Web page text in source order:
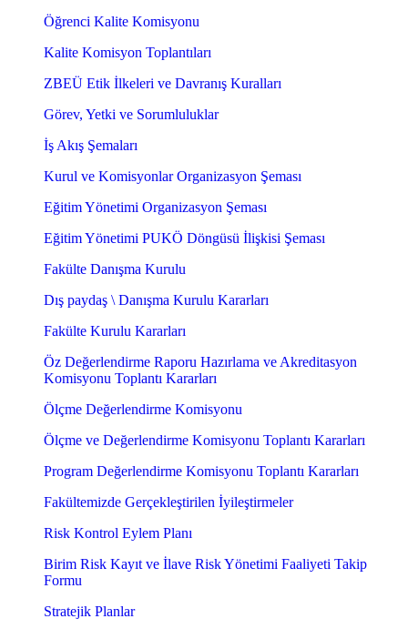
Öğrenci Kalite Komisyonu
Kalite Komisyon Toplantıları
ZBEÜ Etik İlkeleri ve Davranış Kuralları
Görev, Yetki ve Sorumluluklar
İş Akış Şemaları
Kurul ve Komisyonlar Organizasyon Şeması
Eğitim Yönetimi Organizasyon Şeması
Eğitim Yönetimi PUKÖ Döngüsü İlişkisi Şeması
Fakülte Danışma Kurulu
Dış paydaş \ Danışma Kurulu Kararları
Fakülte Kurulu Kararları
Öz Değerlendirme Raporu Hazırlama ve Akreditasyon
Komisyonu Toplantı Kararları
Ölçme Değerlendirme Komisyonu
Ölçme ve Değerlendirme Komisyonu Toplantı Kararları
Program Değerlendirme Komisyonu Toplantı Kararları
Fakültemizde Gerçekleştirilen İyileştirmeler
Risk Kontrol Eylem Planı
Birim Risk Kayıt ve İlave Risk Yönetimi Faaliyeti Takip
Formu
Stratejik Planlar